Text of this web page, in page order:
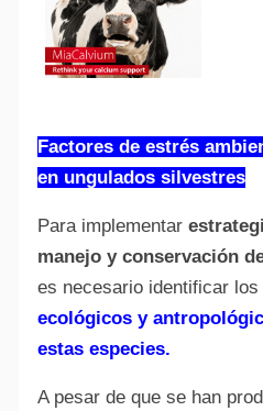
Factores de estrés
en ungulados silvestres
Para implementar
manejo y conservación
es necesario identificar los
ecológicos y
estas especies.
A pesar de que se han